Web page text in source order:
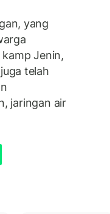
yang
Jenin,
telah
jaringan air